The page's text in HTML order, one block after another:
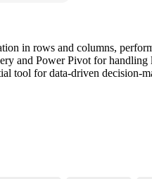
in rows and columns,
and Power Pivot for
tool for data-driven decision-